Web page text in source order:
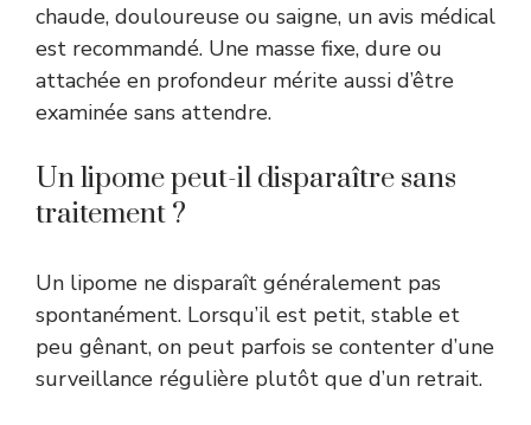
chaude, douloureuse ou saigne, un avis médical
est recommandé. Une masse fixe, dure ou
attachée en profondeur mérite aussi d’être
examinée sans attendre.
Un lipome peut-il disparaître sans
traitement ?
Un lipome ne disparaît généralement pas
spontanément. Lorsqu’il est petit, stable et
peu gênant, on peut parfois se contenter d’une
surveillance régulière plutôt que d’un retrait.